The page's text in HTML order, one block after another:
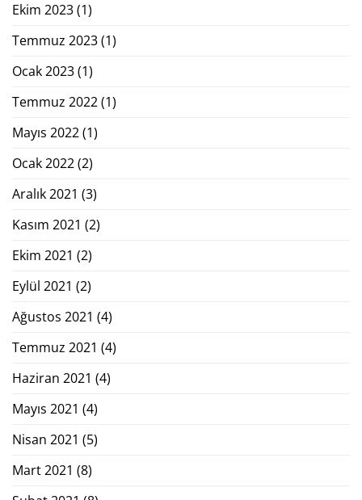
Ekim 2023(1)
Temmuz 2023(1)
Ocak 2023(1)
Temmuz 2022(1)
Mayıs 2022(1)
Ocak 2022(2)
Aralık 2021 (3)
Kasım 2021 (2)
Ekim 2021 (2)
Eylül 2021 (2)
Ağustos 2021 (4)
Temmuz 2021 (4)
Haziran 2021 (4)
Mayıs 2021 (4)
Nisan 2021 (5)
Mart 2021 (8)